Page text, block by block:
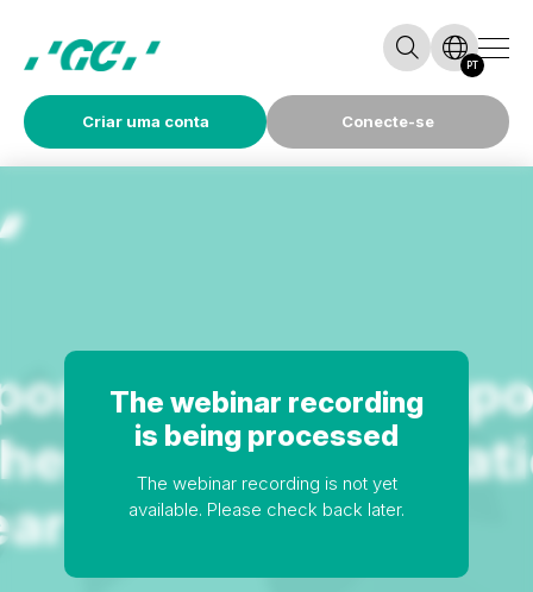
Criar uma conta Conecte-se
PT
The webinar recording
is being processed
The webinar recording is not yet
available. Please check back later.